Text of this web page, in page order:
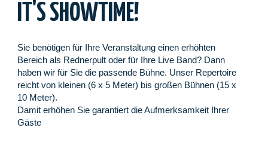
IT'S SHOWTIME!
Sie benötigen für Ihre Veranstaltung einen erhöhten
Bereich als Rednerpult oder für Ihre Live Band? Dann
haben wir für Sie die passende Bühne. Unser Repertoire
reicht von kleinen (6 x 5 Meter) bis großen Bühnen (15 x
10 Meter).
Damit erhöhen Sie garantiert die Aufmerksamkeit Ihrer
Gäste